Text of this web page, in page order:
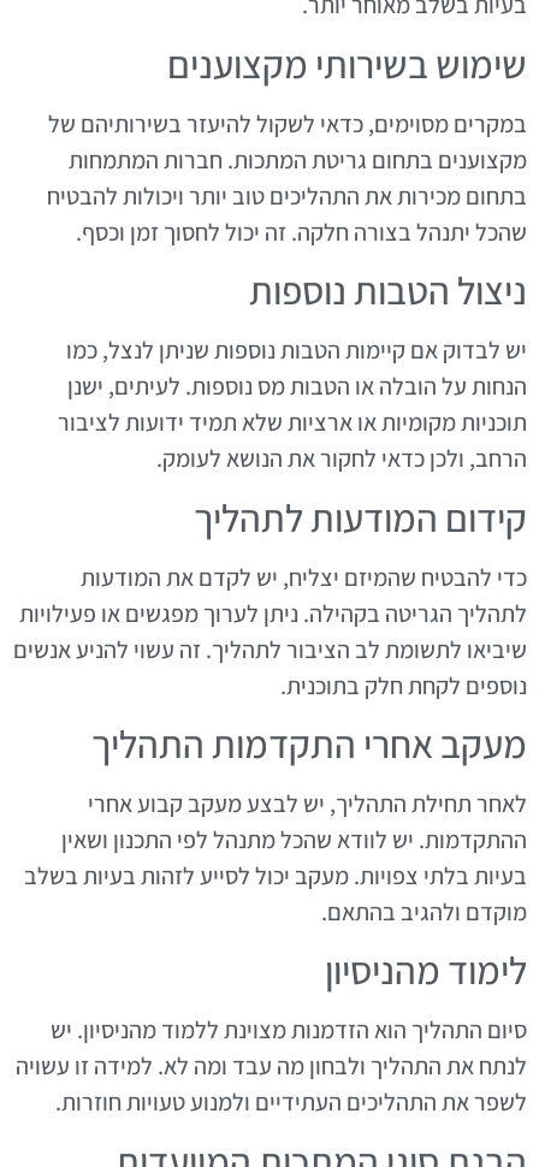
שימוש בשירותי מקצוענים
במקרים מסוימים, כדאי לשקול להיעזר בשירותיהם של
מקצוענים בתחום גריטת המתכות. חברות המתמחות
בתחום מכירות את התהליכים טוב יותר ויכולות להבטיח
שהכל יתנהל בצורה חלקה. זה יכול לחסוך זמן וכסף.
ניצול הטבות נוספות
יש לבדוק אם קיימות הטבות נוספות שניתן לנצל, כמו
הנחות על הובלה או הטבות מס נוספות. לעיתים, ישנן
תוכניות מקומיות או ארציות שלא תמיד ידועות לציבור
הרחב, ולכן כדאי לחקור את הנושא לעומק.
קידום המודעות לתהליך
כדי להבטיח שהמיזם יצליח, יש לקדם את המודעות
לתהליך הגריטה בקהילה. ניתן לערוך מפגשים או פעילויות
שיביאו לתשומת לב הציבור לתהליך. זה עשוי להניע אנשים
נוספים לקחת חלק בתוכנית.
מעקב אחרי התקדמות התהליך
לאחר תחילת התהליך, יש לבצע מעקב קבוע אחרי
ההתקדמות. יש לוודא שהכל מתנהל לפי התכנון ושאין
בעיות בלתי צפויות. מעקב יכול לסייע לזהות בעיות בשלב
מוקדם ולהגיב בהתאם.
לימוד מהניסיון
סיום התהליך הוא הזדמנות מצוינת ללמוד מהניסיון. יש
לנתח את התהליך ולבחון מה עבד ומה לא. למידה זו עשויה
לשפר את התהליכים העתידיים ולמנוע טעויות חוזרות.